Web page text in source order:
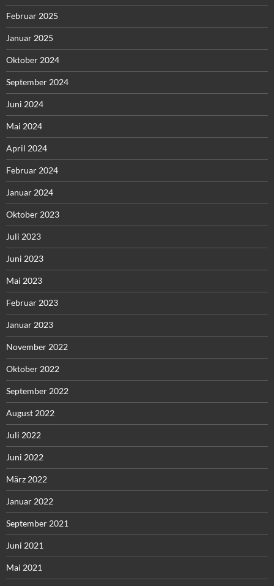
Februar 2025
Januar 2025
Oktober 2024
September 2024
Juni 2024
Mai 2024
April 2024
Februar 2024
Januar 2024
Oktober 2023
Juli 2023
Juni 2023
Mai 2023
Februar 2023
Januar 2023
November 2022
Oktober 2022
September 2022
August 2022
Juli 2022
Juni 2022
März 2022
Januar 2022
September 2021
Juni 2021
Mai 2021